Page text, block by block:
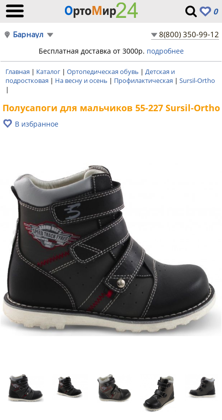
0
Барнаул 8(800) 350-99-12
Бесплатная доставка от 3000р. подробнее
Главная | Каталог | Ортопедическая обувь | Детская и
подростковая | На весну и осень | Профилактическая | Sursil-Ortho
|
Полусапоги для мальчиков 55-227 Sursil-Ortho
В избранное